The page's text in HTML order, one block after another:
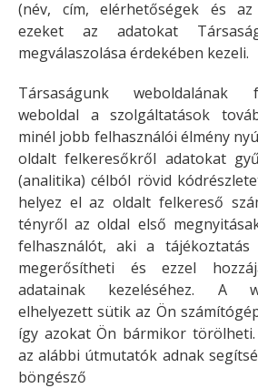
(név, cím, elérhetőségek és
ezeket az adatokat
megválaszolása érdekében kezeli.
Társaságunk weboldalának
weboldal a szolgáltatások
minél jobb felhasználói élmény
oldalt felkeresőkről adatokat
(analitika) célból rövid
helyez el az oldalt felkereső
tényről az oldal első
felhasználót, aki a tájékoztatás
megerősítheti és ezzel
adatainak kezeléséhez. A
elhelyezett sütik az Ön
így azokat Ön bármikor
az alábbi útmutatók adnak
böngésző